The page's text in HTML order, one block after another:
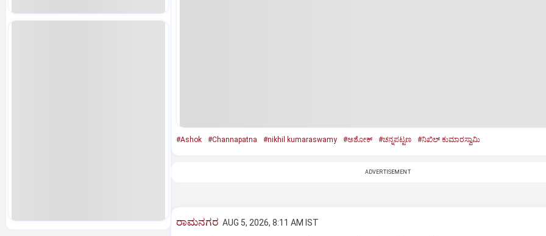
#Ashok #Channapatna #nikhil kumaraswamy #ಅಶೋಕ್‌ #ಚನ್ನಪಟ್ಟಣ #ನಿಖಿಲ್‌ ಕುಮಾರಸ್ವಾಮಿ
ADVERTISEMENT
ರಾಮನಗರ AUG 5, 2026, 8:11 AM IST